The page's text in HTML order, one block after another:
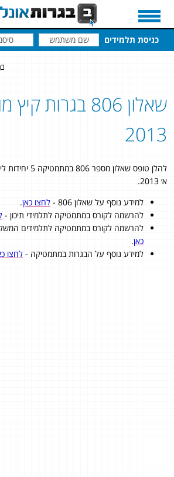
כניסת תלמידים
שאלון 806 בגרות
2013
להלן טופס שאלון
א׳ 2013.
למידע נוסף על שאלון 806 -
לחצו כאן.
להרשמה לקורס במתמטיקה לתלמידי תיכון -
להרשמה לקורס במתמטיקה לתלמידים
כאן.
למידע נוסף על הבגרות במתמטיקה - לחצו